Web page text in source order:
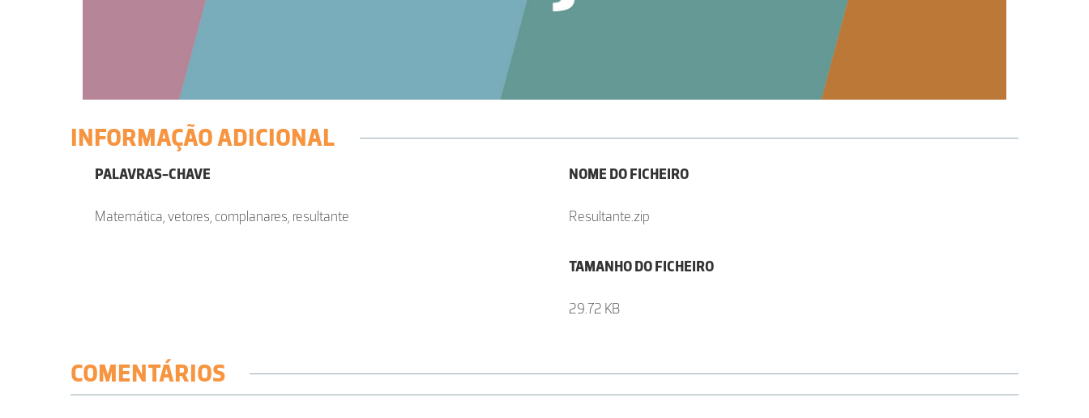
INFORMAÇÃO ADICIONAL
PALAVRAS-CHAVE
Matemática, vetores, complanares, resultante
NOME DO FICHEIRO
Resultante.zip
TAMANHO DO FICHEIRO
29.72 KB
COMENTÁRIOS